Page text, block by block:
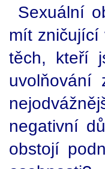
Sexuální
mít zničující
těch, kteří
negativní
obstojí